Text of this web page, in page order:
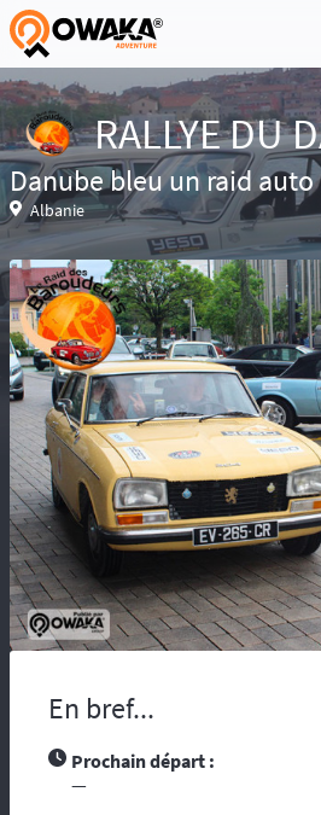
®
RALLYE DU
Danube bleu un raid auto
Albanie
En bref...
Prochain départ :
—
Niveau 1 - Pratique non
sorties dans l'année)
Niveau 2 - Pratique
par trimestre)
Niveau 3 - Pratique régulière
des aventures)
Niveau 4 - Pratique intensive
régulièrement à des aventures)
Niveau 5 - Expert (Sans
Réservé aux
risque fait partie de
difficultés de recherche
maladie, vous risquez
monde et de tous
Compter sur l’assistance
n’est pas toujours aisée
disponibles sur les pays
le Guide du Routard ». Et